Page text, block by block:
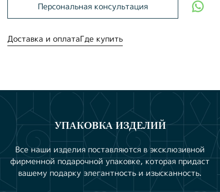
Персональная консультация
Доставка и оплатаГде купить
УПАКОВКА ИЗДЕЛИЙ
Все наши изделия поставляются в эксклюзивной
фирменной подарочной упаковке, которая придаст
вашему подарку элегантность и изысканность.